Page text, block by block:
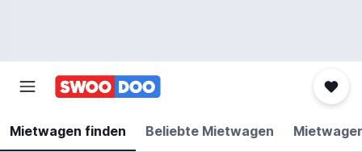
Mietwagen finden Beliebte Mietwagen